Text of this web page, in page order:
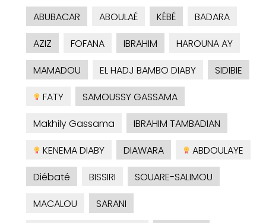
ABUBACAR
ABOULAÉ KÉBÉ
BADARA
AZIZ
FOFANA IBRAHIM
HAROUNA AY
MAMADOU
EL HADJ BAMBO DIABY
SIDIBIE
FATY
SAMOUSSY GASSAMA
Makhily Gassama
IBRAHIM TAMBADIAN
KENEMA DIABY
DIAWARA
ABDOULAYE
Diébaté
BISSIRI
SOUARE-SALIMOU
MACALOU
SARANI